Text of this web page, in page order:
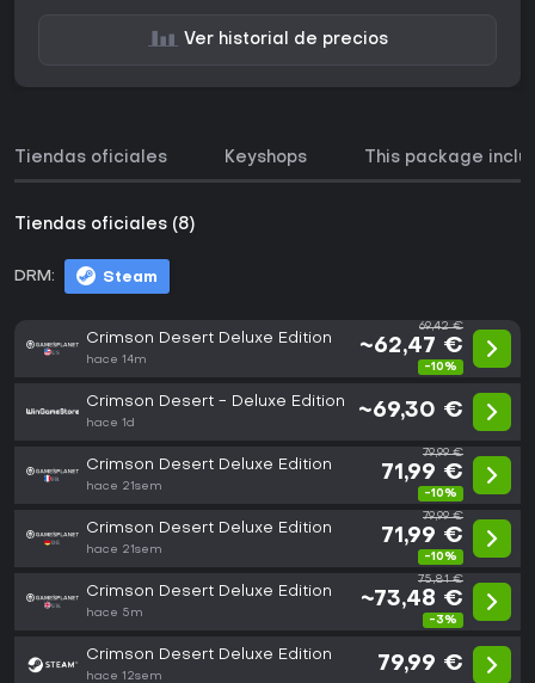
Ver historial de precios
Tiendas oficiales Keyshops This package
Tiendas oficiales (8)
DRM: Steam
Crimson Desert Deluxe Edition
hace 14m
69,42 €
~62,47 €
-10%
Crimson Desert - Deluxe Edition
hace 1d
~69,30 €
Crimson Desert Deluxe Edition
hace 21sem
79,99 €
71,99 €
-10%
Crimson Desert Deluxe Edition
hace 21sem
79,99 €
71,99 €
-10%
Crimson Desert Deluxe Edition
hace 5m
75,81 €
~73,48 €
-3%
Crimson Desert Deluxe Edition
hace 12sem
79,99 €